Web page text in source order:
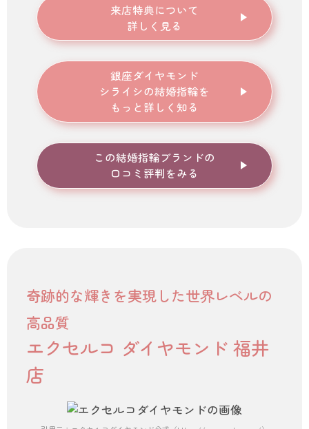
来店特典について
詳しく見る
銀座ダイヤモンド
シライシの結婚指輪を
もっと詳しく知る
この結婚指輪ブランドの
口コミ評判をみる
奇跡的な輝きを実現した世界レベルの
高品質
エクセルコ ダイヤモンド 福井
店